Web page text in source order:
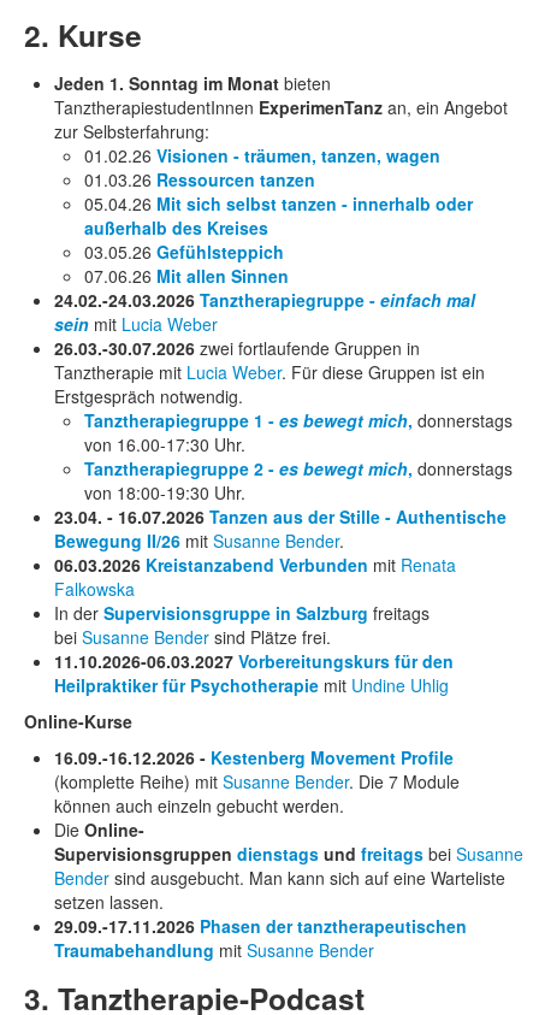
2. Kurse
Jeden 1. Sonntag im Monat bieten
TanztherapiestudentInnen ExperimenTanz an, ein Angebot
zur Selbsterfahrung:
01.02.26 Visionen - träumen, tanzen, wagen
01.03.26 Ressourcen tanzen
05.04.26 Mit sich selbst tanzen - innerhalb oder
außerhalb des Kreises
03.05.26 Gefühlsteppich
07.06.26 Mit allen Sinnen
24.02.-24.03.2026 Tanztherapiegruppe - einfach mal
sein mit Lucia Weber
26.03.-30.07.2026 zwei fortlaufende Gruppen in
Tanztherapie mit Lucia Weber. Für diese Gruppen ist ein
Erstgespräch notwendig.
Tanztherapiegruppe 1 - es bewegt mich, donnerstags
von 16.00-17:30 Uhr.
Tanztherapiegruppe 2 - es bewegt mich, donnerstags
von 18:00-19:30 Uhr.
23.04. - 16.07.2026 Tanzen aus der Stille - Authentische
Bewegung II/26 mit Susanne Bender.
06.03.2026 Kreistanzabend Verbunden mit Renata
Falkowska
In der Supervisionsgruppe in Salzburg freitags
bei Susanne Bender sind Plätze frei.
11.10.2026-06.03.2027 Vorbereitungskurs für den
Heilpraktiker für Psychotherapie mit Undine Uhlig
Online-Kurse
16.09.-16.12.2026 - Kestenberg Movement Profile
(komplette Reihe) mit Susanne Bender. Die 7 Module
können auch einzeln gebucht werden.
Die Online-
Supervisionsgruppen dienstags und freitags bei Susanne
Bender sind ausgebucht. Man kann sich auf eine Warteliste
setzen lassen.
29.09.-17.11.2026 Phasen der tanztherapeutischen
Traumabehandlung mit Susanne Bender
3. Tanztherapie-Podcast